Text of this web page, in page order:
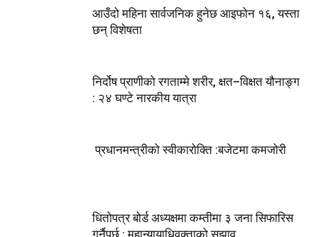
आउँदो महिना सार्वजनिक हुनेछ आइफोन १६, यस्ता
छन् विशेषता
निर्दोष प्राणीको रगताम्मे शरीर, क्षत–विक्षत यौनाङ्ग
: २४ घण्टे नारकीय यात्रा
प्रधानमन्त्रीको स्वीकारोक्ति :बजेटमा कमजोरी
धितोपत्र बोर्ड अध्यक्षमा कम्तीमा ३ जना सिफारिस
गर्नैपर्छ : महान्यायाधिवक्ताको सुझाव